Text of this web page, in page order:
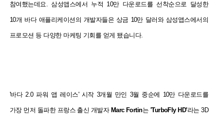
참여했는데요.삼성앱스에서 누적 10만 다운로드를 선착순으로 달성한
10개 바다 애플리케이션의 개발자들은 상금 10만 달러와 삼성앱스에서의
프로모션 등 다양한 마케팅 기회를 얻게 됐습니다.
'바다 2.0 파워 앱 레이스' 시작 3개월 만인 3월 중순에 10만 다운로드를
가장 먼저 돌파한 프랑스 출신 개발자Marc Fortin는 'TurboFly HD'라는 3D